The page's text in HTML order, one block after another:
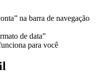
na barra de navegação
de data”
para você